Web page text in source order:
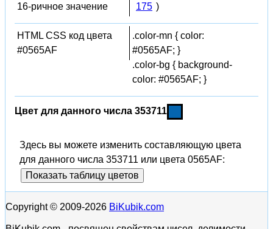
16-ричное значение
175 )
HTML CSS код цвета
#0565AF
.color-mn { color:
#0565AF; }
.color-bg { background-
color: #0565AF; }
Цвет для данного числа 353711
Здесь вы можете изменить составляющую цвета
для данного числа 353711 или цвета 0565AF:
Показать таблицу цветов
Copyright © 2009-2026 BiKubik.com